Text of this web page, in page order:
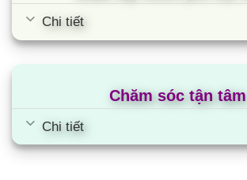
Chi tiết
Chăm sóc tận tâm
Chi tiết